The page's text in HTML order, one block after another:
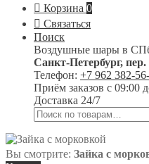
Корзина 0
Связаться
Поиск
Воздушные шары в СПб
Санкт-Петербург,
Телефон: +7 962 382-
Приём заказов с 09:00
Доставка 24/7
Искать:
Вы смотрите: Зайка с